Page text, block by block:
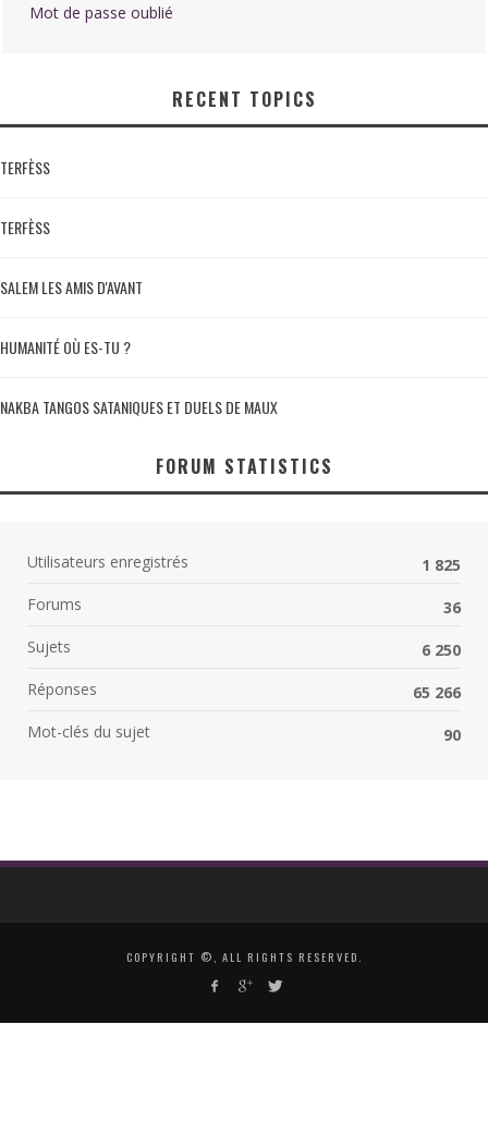
Mot de passe oublié
RECENT TOPICS
TERFÈSS
TERFÈSS
SALEM LES AMIS D'AVANT
HUMANITÉ OÙ ES-TU ?
NAKBA TANGOS SATANIQUES ET DUELS DE MAUX
FORUM STATISTICS
Utilisateurs enregistrés
1 825
Forums
36
Sujets
6 250
Réponses
65 266
Mot-clés du sujet
90
COPYRIGHT ©, ALL RIGHTS RESERVED.